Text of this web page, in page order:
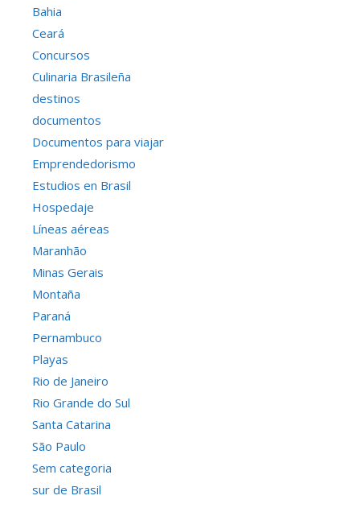
Bahia
Ceará
Concursos
Culinaria Brasileña
destinos
documentos
Documentos para viajar
Emprendedorismo
Estudios en Brasil
Hospedaje
Líneas aéreas
Maranhão
Minas Gerais
Montaña
Paraná
Pernambuco
Playas
Rio de Janeiro
Rio Grande do Sul
Santa Catarina
São Paulo
Sem categoria
sur de Brasil